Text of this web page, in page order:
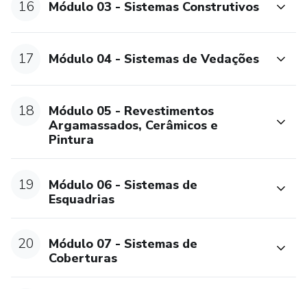
16 Módulo 03 - Sistemas Construtivos
17 Módulo 04 - Sistemas de Vedações
18
Módulo 05 - Revestimentos
Argamassados, Cerâmicos e
Pintura
19
Módulo 06 - Sistemas de
Esquadrias
20
Módulo 07 - Sistemas de
Coberturas